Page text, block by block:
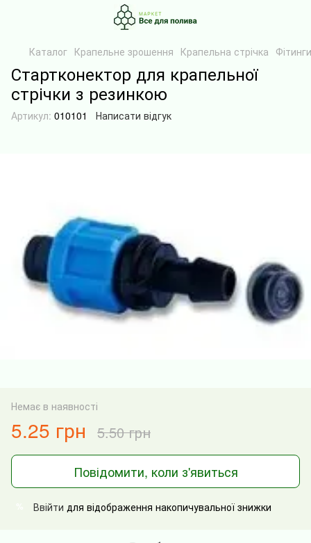
Каталог Крапельне зрошення Крапельна стрічка
Стартконектор для крапельної
стрічки з резинкою
Артикул: 010101 Написати відгук
Немає в наявності
5.25 грн 5.50 грн
Повідомити, коли з'явиться
Ввійти для відображення накопичувальної знижки